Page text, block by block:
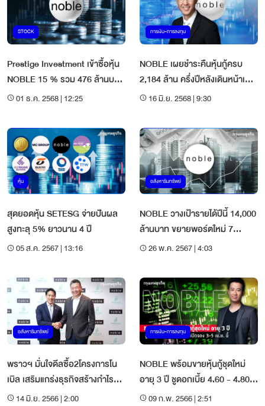
STOCK
Prestige Investment เข้าซื้อหุ้น
NOBLE 15 % รวม 476 ล้านบาท
ดันเป็นผู้ถือหุ้นใหญ่สูงสุด 41 %
01 ธ.ค. 2568 | 12:25
การเงิน-การลงทุน
NOBLE เผยชำระคืนหุ้นกู้ครบ
2,184 ล้าน ครึ่งปีหลังเดินหน้าเปิด
โครงการใหม่
16 มิ.ย. 2568 | 9:30
หุ้น
สุดยอดหุ้น SETESG จ่ายปันผล
สูงทะลุ 5% ยาวนาน 4 ปี
05 ส.ค. 2567 | 13:16
อสังหาริมทรัพย์
NOBLE วางเป้ารายได้ปีนี้ 14,000
ล้านบาท ขยายพอร์ตใหม่ 7
โครงการ 22,610 ล้านบาท
26 พ.ค. 2567 | 4:03
อสังหาริมทรัพย์
พราวฯ มั่นใจดีลซื้อ2โครงการโน
เบิล เสริมแกร่งธุรกิจสร้างกำไรขั้น
ต้น30%
14 มิ.ย. 2566 | 2:00
การเงิน-การลงทุน
NOBLE พร้อมขายหุ้นกู้ชุดใหม่
อายุ 3 ปี ชูดอกเบี้ย 4.60 - 4.80%
คาดเปิดจอง 3 - 5 เม.ย. นี้
09 ก.พ. 2566 | 2:51